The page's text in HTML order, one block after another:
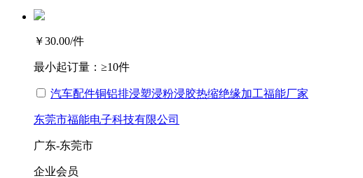
￥30.00/件
最小起订量： ≥10件
汽车配件铜铝排浸塑浸粉浸胶热缩绝缘加工福能厂家
东莞市福能电子科技有限公司
广东-东莞市
企业会员